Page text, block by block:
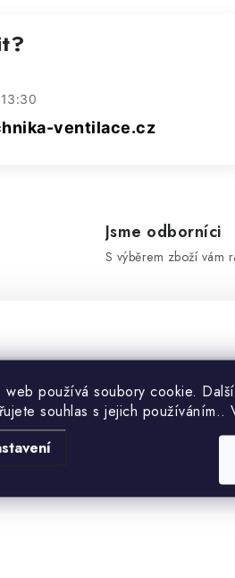
web používá soubory cookie.
souhlas s jejich používáním..
ventilace.cz
Jsme odborníci
S výběrem zboží vám